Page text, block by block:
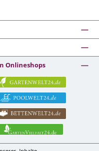
Onlineshops